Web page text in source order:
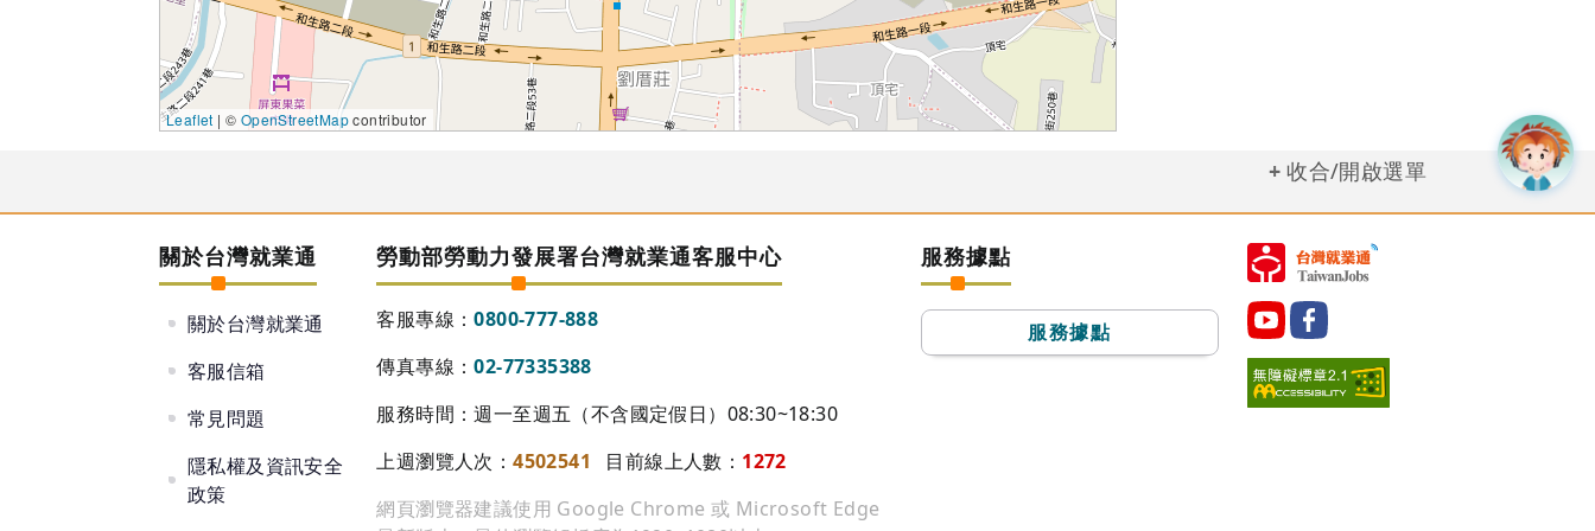
Leaflet | © OpenStreetMapcontributor
收合/開啟選單
關於台灣就業通
關於台灣就業通
客服信箱
常見問題
隱私權及資訊安全
政策
勞動部勞動力發展署台灣就業通客服中心
客服專線：0800-777-888
傳真專線：02-77335388
服務時間：週一至週五（不含國定假日）08:30~18:30
上週瀏覽人次：4502541 目前線上人數： 1272
網頁瀏覽器建議使用 Google Chrome 或 Microsoft Edge
74
服務據點
服務據點